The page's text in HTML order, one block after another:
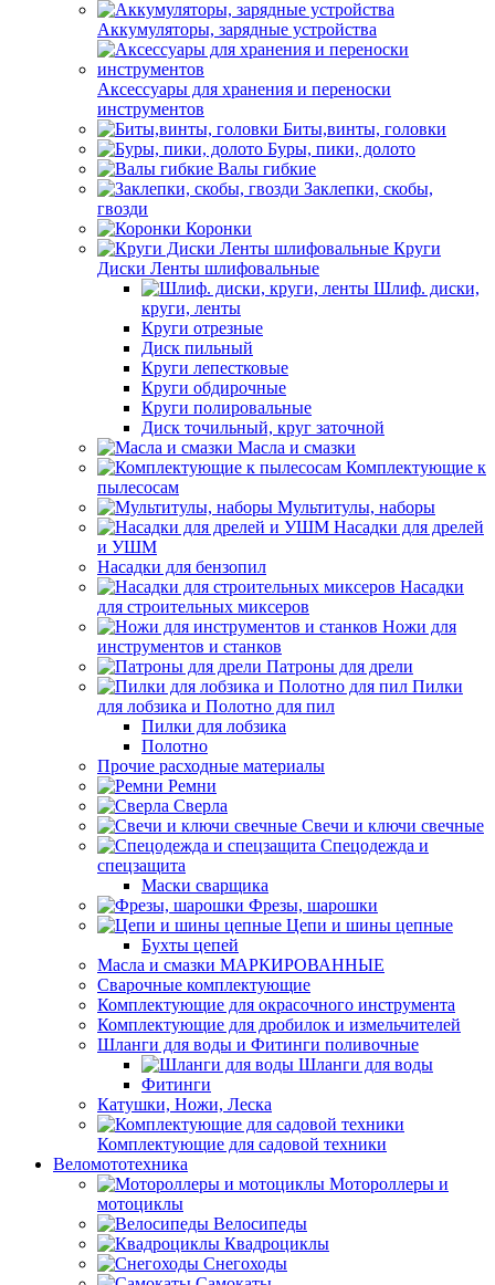
Аккумуляторы, зарядные устройства
Аксессуары для хранения и переноски
инструментов
Биты,винты, головки
Буры, пики, долото
Валы гибкие
Заклепки, скобы,
гвозди
Коронки
Круги
Диски Ленты шлифовальные
Шлиф. диски,
круги, ленты
Круги отрезные
Диск пильный
Круги лепестковые
Круги обдирочные
Круги полировальные
Диск точильный, круг заточной
Масла и смазки
Комплектующие к
пылесосам
Мультитулы, наборы
Насадки для дрелей
и УШМ
Насадки для бензопил
Насадки
для строительных миксеров
Ножи для
инструментов и станков
Патроны для дрели
Пилки
для лобзика и Полотно для пил
Пилки для лобзика
Полотно
Прочие расходные материалы
Ремни
Сверла
Свечи и ключи свечные
Спецодежда и
спецзащита
Маски сварщика
Фрезы, шарошки
Цепи и шины цепные
Бухты цепей
Масла и смазки МАРКИРОВАННЫЕ
Сварочные комплектующие
Комплектующие для окрасочного инструмента
Комплектующие для дробилок и измельчителей
Шланги для воды и Фитинги поливочные
Шланги для воды
Фитинги
Катушки, Ножи, Леска
Комплектующие для садовой техники
Веломототехника
Мотороллеры и
мотоциклы
Велосипеды
Квадроциклы
Снегоходы